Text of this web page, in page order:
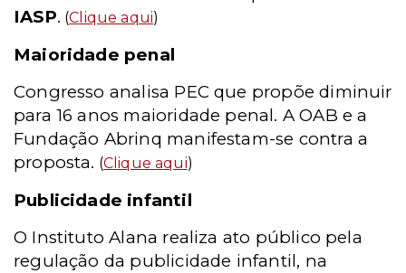
IASP. (Clique aqui)
Maioridade penal
Congresso analisa PEC que propõe diminuir
para 16 anos maioridade penal. A OAB e a
Fundação Abrinq manifestam-se contra a
proposta. (Clique aqui)
Publicidade infantil
O Instituto Alana realiza ato público pela
regulação da publicidade infantil, na